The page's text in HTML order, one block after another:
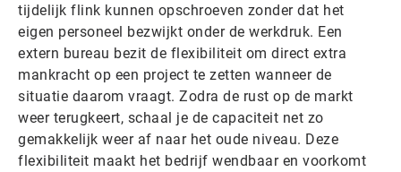
tijdelijk flink kunnen opschroeven zonder dat het
eigen personeel bezwijkt onder de werkdruk. Een
extern bureau bezit de flexibiliteit om direct extra
mankracht op een project te zetten wanneer de
situatie daarom vraagt. Zodra de rust op de markt
weer terugkeert, schaal je de capaciteit net zo
gemakkelijk weer af naar het oude niveau. Deze
flexibiliteit maakt het bedrijf wendbaar en voorkomt